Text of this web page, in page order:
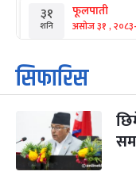
३१
शनि
फूलपाती
असोज ३१ , २०८३-
१
आइत
कार्तिक सङ्क्रान्ति
कार्तिक १, २०८३
३
मंगल
महानवमी
कार्तिक ३, २०८३-
सिफारिस